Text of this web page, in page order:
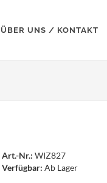
ÜBER UNS / KONTAKT
Art.-Nr.: WIZ827
Verfügbar: Ab Lager